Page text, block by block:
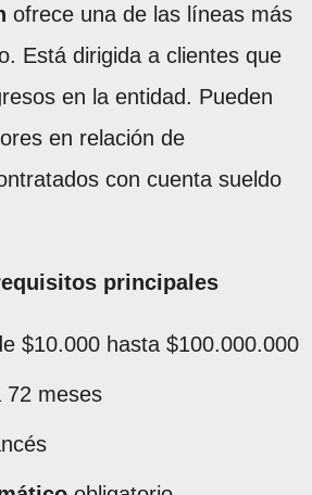
ofrece una de las líneas más
Está dirigida a clientes que
en la entidad. Pueden
en relación de
con cuenta sueldo
principales
$10.000 hasta $100.000.000
72 meses